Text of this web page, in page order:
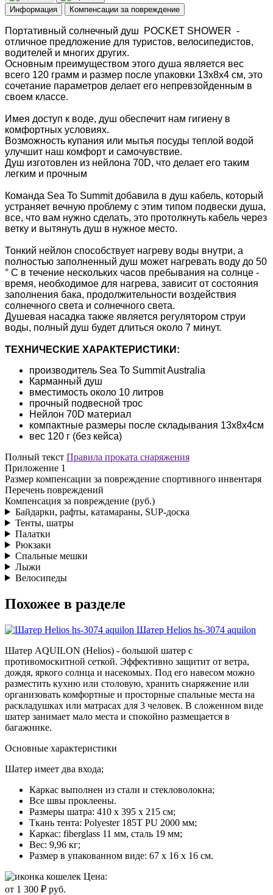
Информация Компенсации за повреждение
Портативный солнечный душ POCKET SHOWER -
отличное предложение для туристов, велосипедистов,
водителей и многих других.
Основным преимуществом этого душа является вес
всего 120 грамм и размер после упаковки 13x8x4 см, это
сочетание параметров делает его непревзойденным в
своем классе.
Имея доступ к воде, душ обеспечит нам гигиену в
комфортных условиях.
Возможность купания или мытья посуды теплой водой
улучшит наш комфорт и самочувствие.
Душ изготовлен из нейлона 70D, что делает его таким
легким и прочным
Команда Sea To Summit добавила в душ кабель, который
устраняет вечную проблему с этим типом подвески душа,
все, что вам нужно сделать, это протолкнуть кабель через
ветку и вытянуть душ в нужное место.
Тонкий нейлон способствует нагреву воды внутри, а
полностью заполненный душ может нагревать воду до 50
° C в течение нескольких часов пребывания на солнце -
время, необходимое для нагрева, зависит от состояния
заполнения бака, продолжительности воздействия
солнечного света и солнечного света.
Душевая насадка также является регулятором струи
воды, полный душ будет длиться около 7 минут.
ТЕХНИЧЕСКИЕ ХАРАКТЕРИСТИКИ:
производитель Sea To Summit Australia
Карманный душ
вместимость около 10 литров
прочный подвесной трос
Нейлон 70D материал
компактные размеры после складывания 13x8x4см
вес 120 г (без кейса)
Полный текст Правила проката снаряжения
Приложение 1
Размер компенсации за повреждение спортивного инвентаря
Перечень повреждений
Компенсация за повреждение (руб.)
Байдарки, рафты, катамараны, SUP-доска
Тенты, шатры
Палатки
Рюкзаки
Спальные мешки
Лыжи
Велосипеды
Похожее в разделе
Шатер Helios hs-3074 aquilon
Шатер AQUILON (Helios) - большой шатер с
противомоскитной сеткой. Эффективно защитит от ветра,
дождя, яркого солнца и насекомых. Под его навесом можно
разместить кухню или столовую, хранить снаряжение или
организовать комфортные и просторные спальные места на
раскладушках или матрасах для 3 человек. В сложенном виде
шатер занимает мало места и спокойно размещается в
багажнике.
Основные характеристики
Шатер имеет два входа;
Каркас выполнен из стали и стекловолокна;
Все швы проклеены.
Размеры шатра: 410 х 395 х 215 см;
Ткань тента: Polyester 185Т PU 2000 мм;
Каркас: fiberglass 11 мм, сталь 19 мм;
Вес: 9,96 кг;
Размер в упакованном виде: 67 х 16 х 16 см.
Цена:
от 1 300 ₽ руб.